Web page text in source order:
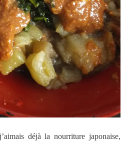
déjà la nourriture japonaise,